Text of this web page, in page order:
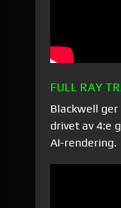
FULL RAY
Blackwell
drivet av 4:e
AI-rendering.